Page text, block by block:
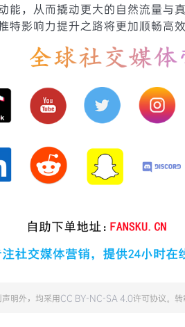
能，从而撬动更大的自然流量与
特影响力提升之路将更加顺畅高效
明外，均采用CC BY-NC-SA 4.0许可协议。转